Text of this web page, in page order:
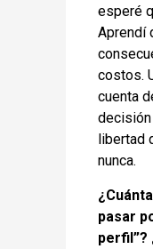
esperé
Aprendí
costos.
cuenta
libertad
nunca.
pasar
perfil”?